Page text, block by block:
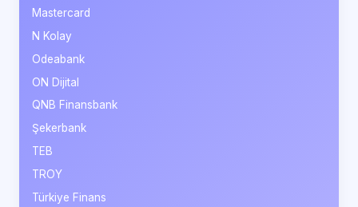
Mastercard
N Kolay
Odeabank
ON Dijital
QNB Finansbank
Şekerbank
TEB
TROY
Türkiye Finans